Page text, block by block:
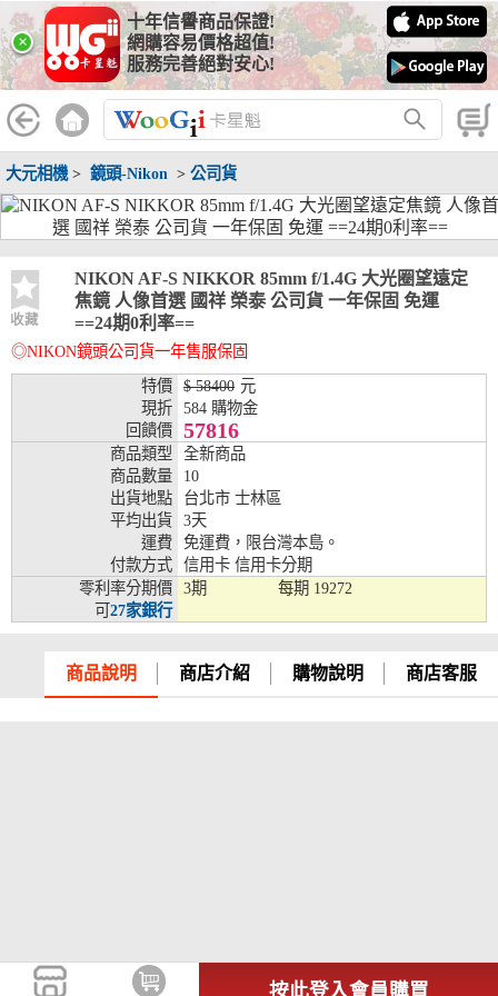
×
十年信譽商品保證!
網購容易價格超值!
服務完善絕對安心!
大元相機 > 鏡頭-Nikon > 公司貨
收藏
NIKON AF-S NIKKOR 85mm f/1.4G 大光圈望遠定
焦鏡 人像首選 國祥 榮泰 公司貨 一年保固 免運
==24期0利率==
◎NIKON鏡頭公司貨一年售服保固
特價
$ 58400 元
現折
584 購物金
回饋價
57816
商品類型
全新商品
商品數量
10
出貨地點
台北市 士林區
平均出貨
3天
運費
免運費，限台灣本島。
付款方式
信用卡 信用卡分期
零利率分期價
可27家銀行
3期 每期 19272
商品說明 商店介紹 購物說明 商店客服
按此登入會員購買
線上分期銀行
WooGii 與 綠界 合作，『信用卡分期付款』 與 『信用卡零利率
分期付款』 的配合銀行如下：
分期期數 提供分期之銀行
兆豐銀行、合作金庫、第一銀行、華南銀行、
彰化銀行、上海銀行、富邦銀行、國泰世華、
台灣企銀、台中銀行、匯豐銀行、華泰銀行、
銀、元大銀行、永豐銀行、玉山銀行、凱基銀
行、星展銀行、台新銀行、安泰銀行、中國信
託、台灣樂天、三信商銀
兆豐銀行、合作金庫、第一銀行、華南銀行、
彰化銀行、上海銀行、富邦銀行、國泰世華、
台灣企銀、台中銀行、匯豐銀行、華泰銀行、
臺灣新光銀行、陽信銀行、聯邦銀行、遠東商
銀、元大銀行、永豐銀行、玉山銀行、凱基銀
行、星展銀行、台新銀行、安泰銀行、中國信
託、台灣樂天、三信商銀
兆豐銀行、合作金庫、第一銀行、華南銀行、
彰化銀行、上海銀行、富邦銀行、國泰世華、
台灣企銀、台中銀行、匯豐銀行、華泰銀行、
臺灣新光銀行、陽信銀行、聯邦銀行、遠東商
銀、元大銀行、永豐銀行、玉山銀行、凱基銀
兆豐銀行、合作金庫、第一銀行、華南銀行、